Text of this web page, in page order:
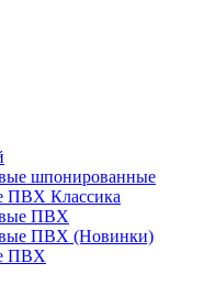
шпонированные
ПВХ Классика
ПВХ
ПВХ (Новинки)
ПВХ